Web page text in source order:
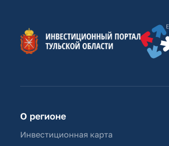
О регионе
Инвестиционная карта